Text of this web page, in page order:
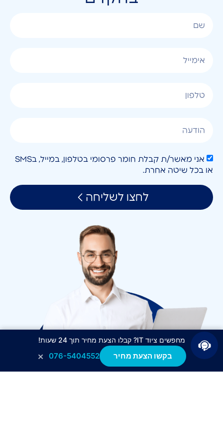
אני מאשר/ת קבלת חומר פרסומי בטלפון, במייל, בSMS
או בכל שיטה אחרת.
לחצו לשליחה
מחפשים ציוד IT? קבלו הצעת מחיר תוך 24 שעות!
בקשו הצעת מחיר 076-5404552
×